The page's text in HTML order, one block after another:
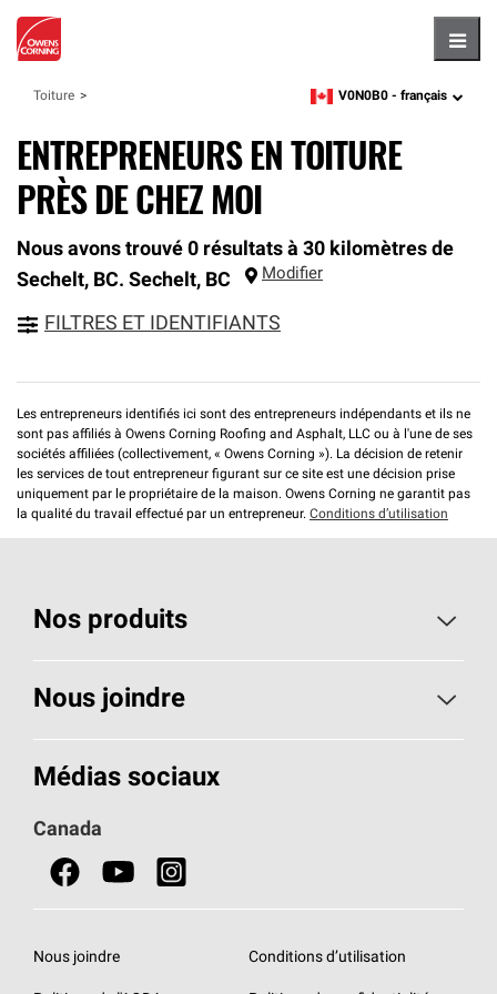
Toiture zipcode,language
V0N0B0 - français
ENTREPRENEURS EN TOITURE
PRÈS DE CHEZ MOI
Nous avons trouvé 0 résultats à 30 kilomètres de
Sechelt, BC. Sechelt, BC Modifier
FILTRES ET IDENTIFIANTS
Les entrepreneurs identifiés ici sont des entrepreneurs indépendants et ils ne
sont pas affiliés à Owens Corning Roofing and Asphalt, LLC ou à l'une de ses
sociétés affiliées (collectivement, « Owens Corning »). La décision de retenir
les services de tout entrepreneur figurant sur ce site est une décision prise
uniquement par le propriétaire de la maison. Owens Corning ne garantit pas
la qualité du travail effectué par un entrepreneur. Conditions d’utilisation
Nos produits
Toiture
Isolants pour usage résidentiel
Portes
Nous joindre
Composez le 1 800 438-7465
Médias sociaux
Canada
Nous joindre Conditions d’utilisation